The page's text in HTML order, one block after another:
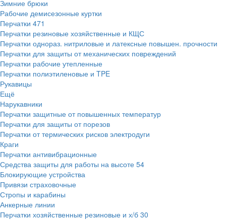
Зимние брюки
Рабочие демисезонные куртки
Перчатки 471
Перчатки резиновые хозяйственные и КЩС
Перчатки однораз. нитриловые и латексные повышен. прочности
Перчатки для защиты от механических повреждений
Перчатки рабочие утепленные
Перчатки полиэтиленовые и TPE
Рукавицы
Ещё
Нарукавники
Перчатки защитные от повышенных температур
Перчатки для защиты от порезов
Перчатки от термических рисков электродуги
Краги
Перчатки антивибрационные
Средства защиты для работы на высоте 54
Блокирующие устройства
Привязи страховочные
Стропы и карабины
Анкерные линии
Перчатки хозяйственные резиновые и х/б 30